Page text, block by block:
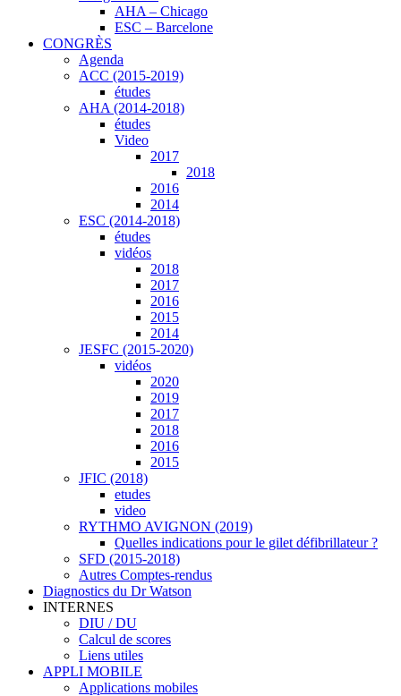
AHA – Chicago
ESC – Barcelone
CONGRÈS
Agenda
ACC (2015-2019)
études
AHA (2014-2018)
études
Video
2017
2018
2016
2014
ESC (2014-2018)
études
vidéos
2018
2017
2016
2015
2014
JESFC (2015-2020)
vidéos
2020
2019
2017
2018
2016
2015
JFIC (2018)
etudes
video
RYTHMO AVIGNON (2019)
Quelles indications pour le gilet défibrillateur ?
SFD (2015-2018)
Autres Comptes-rendus
Diagnostics du Dr Watson
INTERNES
DIU / DU
Calcul de scores
Liens utiles
APPLI MOBILE
Applications mobiles